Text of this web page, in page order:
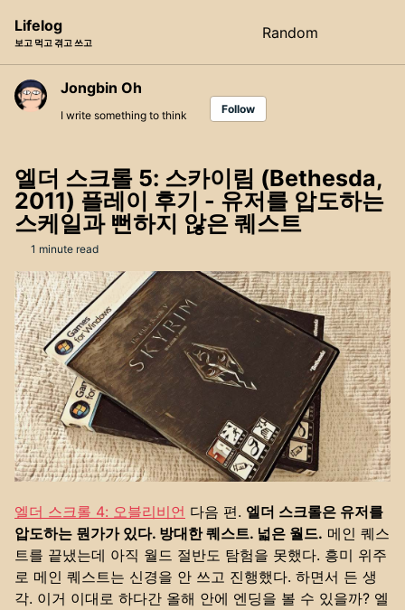
navigation
Lifelog
보고 먹고 겪고 쓰고
Random
Jongbin Oh
I write something to think Follow
엘더 스크롤 5: 스카이림 (Bethesda,
2011) 플레이 후기 - 유저를 압도하는
스케일과 뻔하지 않은 퀘스트
1 minute read
엘더 스크롤 4: 오블리비언 다음 편. 엘더 스크롤은 유저를
압도하는 뭔가가 있다. 방대한 퀘스트. 넓은 월드. 메인 퀘스
트를 끝냈는데 아직 월드 절반도 탐험을 못했다. 흥미 위주
로 메인 퀘스트는 신경을 안 쓰고 진행했다. 하면서 든 생
각. 이거 이대로 하다간 올해 안에 엔딩을 볼 수 있을까? 엘